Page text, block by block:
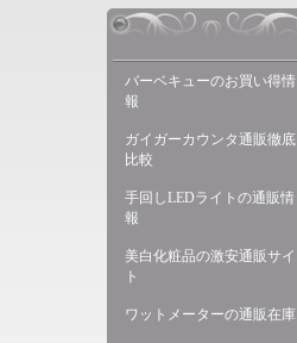
バーベキューのお買い得情
報
ガイガーカウンタ通販徹底
比較
手回しLEDライトの通販情
報
美白化粧品の激安通販サイ
ト
ワットメーターの通販在庫